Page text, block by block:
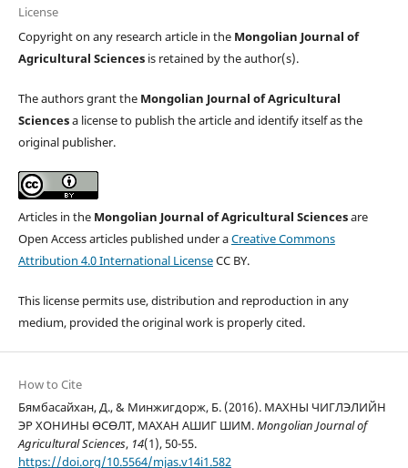
License
Copyright on any research article in the Mongolian Journal of
Agricultural Sciencesis retained by the author(s).
The authors grant the Mongolian Journal of Agricultural
Sciencesa license to publish the article and identify itself as the
original publisher.
Articles in the Mongolian Journal of Agricultural Sciencesare
Open Access articles published under aCreative Commons
Attribution 4.0 International LicenseCC BY.
This license permits use, distribution and reproduction in any
medium, provided the original work is properly cited.
How to Cite
Бямбасайхан, Д., & Минжигдорж, Б. (2016). МАХНЫ ЧИГЛЭЛИЙН
ЭР ХОНИНЫ ӨСӨЛТ, МАХАН АШИГ ШИМ.Mongolian Journal of
Agricultural Sciences, 14(1), 50-55.
https://doi.org/10.5564/mjas.v14i1.582